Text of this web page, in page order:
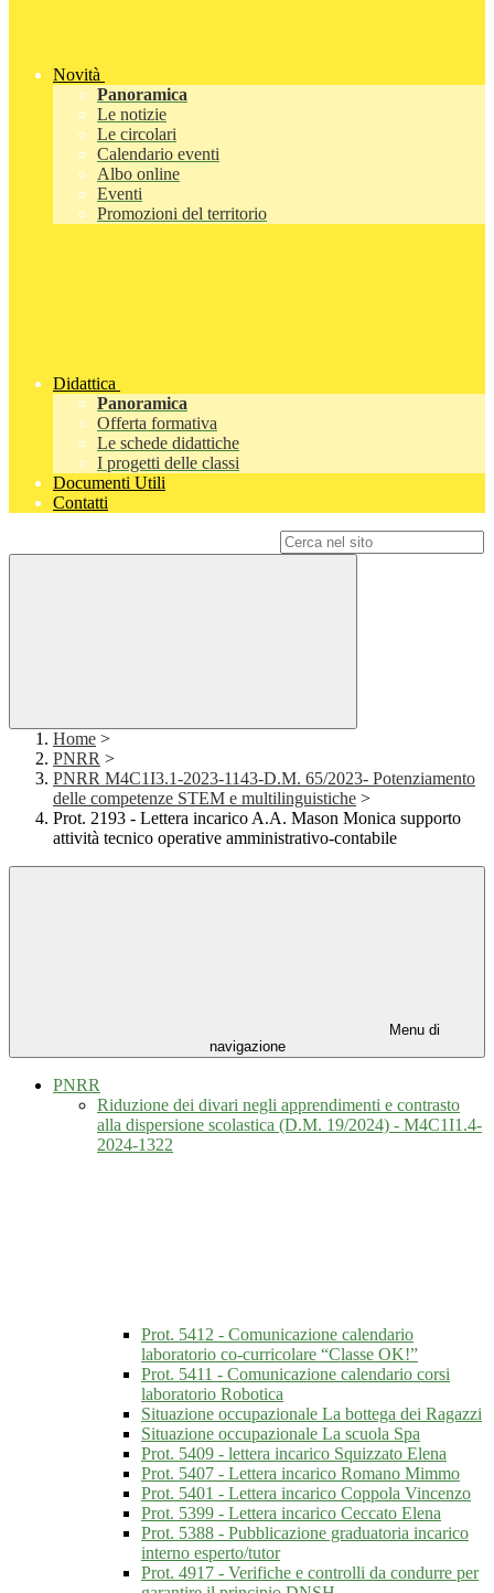
Novità
Panoramica
Le notizie
Le circolari
Calendario eventi
Albo online
Eventi
Promozioni del territorio
Didattica
Panoramica
Offerta formativa
Le schede didattiche
I progetti delle classi
Documenti Utili
Contatti
Home >
PNRR >
PNRR M4C1I3.1-2023-1143-D.M. 65/2023- Potenziamento
delle competenze STEM e multilinguistiche >
Prot. 2193 - Lettera incarico A.A. Mason Monica supporto
attività tecnico operative amministrativo-contabile
Menu di
navigazione
PNRR
Riduzione dei divari negli apprendimenti e contrasto
alla dispersione scolastica (D.M. 19/2024) - M4C1I1.4-
2024-1322
Prot. 5412 - Comunicazione calendario
laboratorio co-curricolare “Classe OK!”
Prot. 5411 - Comunicazione calendario corsi
laboratorio Robotica
Situazione occupazionale La bottega dei Ragazzi
Situazione occupazionale La scuola Spa
Prot. 5409 - lettera incarico Squizzato Elena
Prot. 5407 - Lettera incarico Romano Mimmo
Prot. 5401 - Lettera incarico Coppola Vincenzo
Prot. 5399 - Lettera incarico Ceccato Elena
Prot. 5388 - Pubblicazione graduatoria incarico
interno esperto/tutor
Prot. 4917 - Verifiche e controlli da condurre per